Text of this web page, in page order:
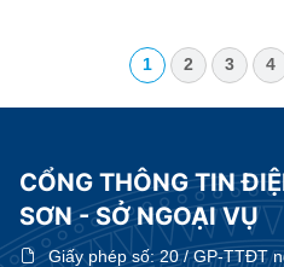
1 2 3 4
CỔNG THÔNG TIN
SƠN - SỞ NGOẠI VỤ
Giấy phép số:20 / GP-TTĐT